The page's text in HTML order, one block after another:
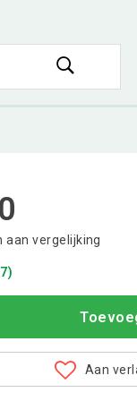
aan vergelijking
Aan